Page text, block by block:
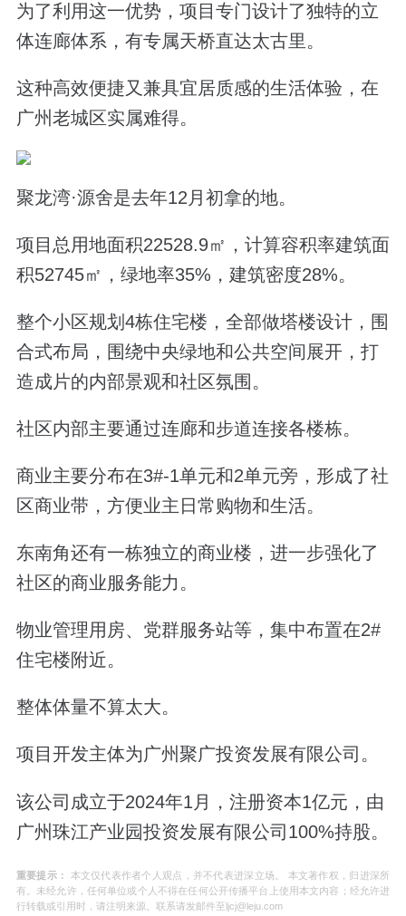
为了利用这一优势，项目专门设计了独特的立
体连廊体系，有专属天桥直达太古里。
这种高效便捷又兼具宜居质感的生活体验，在
广州老城区实属难得。
聚龙湾·源舍是去年12月初拿的地。
项目总用地面积22528.9㎡，计算容积率建筑面
积52745㎡，绿地率35%，建筑密度28%。
整个小区规划4栋住宅楼，全部做塔楼设计，围
合式布局，围绕中央绿地和公共空间展开，打
造成片的内部景观和社区氛围。
社区内部主要通过连廊和步道连接各楼栋。
商业主要分布在3#-1单元和2单元旁，形成了社
区商业带，方便业主日常购物和生活。
东南角还有一栋独立的商业楼，进一步强化了
社区的商业服务能力。
物业管理用房、党群服务站等，集中布置在2#
住宅楼附近。
整体体量不算太大。
项目开发主体为广州聚广投资发展有限公司。
该公司成立于2024年1月，注册资本1亿元，由
广州珠江产业园投资发展有限公司100%持股。
重要提示：
本文仅代表作者个人观点，并不代表进深立场。 本文著作权，归进深所
有。未经允许，任何单位或个人不得在任何公开传播平台上使用本文内容；经允许进
行转载或引用时，请注明来源。联系请发邮件至ljcj@leju.com